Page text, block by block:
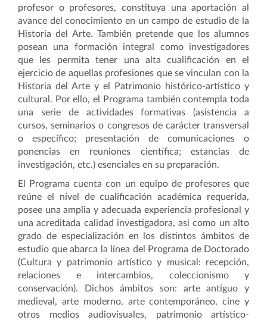
profesor o profesores, constituya una aportación al
avance del conocimiento en un campo de estudio de la
Historia del Arte. También pretende que los alumnos
posean una formación integral como investigadores
que les permita tener una alta cualificación en el
ejercicio de aquellas profesiones que se vinculan con la
Historia del Arte y el Patrimonio histórico-artístico y
cultural. Por ello, el Programa también contempla toda
una serie de actividades formativas (asistencia a
cursos, seminarios o congresos de carácter transversal
o específico; presentación de comunicaciones o
ponencias en reuniones científica; estancias de
investigación, etc.) esenciales en su preparación.
El Programa cuenta con un equipo de profesores que
reúne el nivel de cualificación académica requerida,
posee una amplia y adecuada experiencia profesional y
una acreditada calidad investigadora, así como un alto
grado de especialización en los distintos ámbitos de
estudio que abarca la línea del Programa de Doctorado
(Cultura y patrimonio artístico y musical: recepción,
relaciones e intercambios, coleccionismo y
conservación). Dichos ámbitos son: arte antiguo y
medieval, arte moderno, arte contemporáneo, cine y
otros medios audiovisuales, patrimonio artístico-